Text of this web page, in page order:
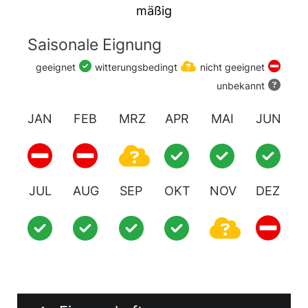
Schieferbrunnenhaus am Eingang des
Bayern die Heilquellen gekauft und daraufhin
das Staatsbad gegründet. Die Wiesenquelle
enthält viele Mineralstoffe und Kohlensäure,
Bergbau-Zeichen in den äußeren Kurpark. Dort
ist im Januar 2007 ein Großteil des alten
Baumbestandes dem Orkan "Kyrill" zum Opfer
seitdem ein natürlicher Aufwuchs mit einer
Kurparks wird der Blick frei auf das Tal der
mäßig
Saisonale Eignung
geeignet witterungsbedingt
nicht geeignet
unbekannt
JAN FEB MRZ APR MAI JUN
JUL AUG SEP OKT NOV DEZ